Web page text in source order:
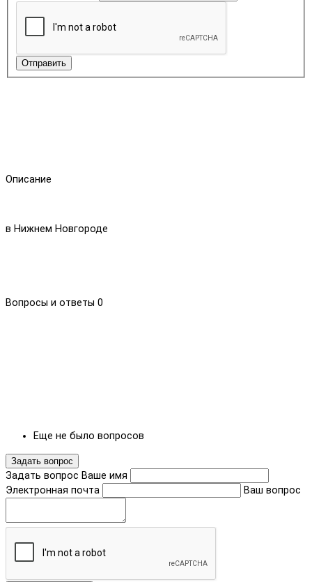
Отправить
Описание
в Нижнем Новгороде
Вопросы и ответы 0
Еще не было вопросов
Задать вопрос
Задать вопрос Ваше имя
Электронная почта
Ваш вопрос